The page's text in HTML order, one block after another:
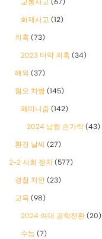
교통사고 (67)
화재사고 (12)
의혹 (73)
2023 마약 의혹 (34)
해외 (37)
혐오 차별 (145)
폐미니즘 (142)
2024 남혐 손가락 (43)
환경 날씨 (27)
2-2 사회 정치 (577)
경찰 치안 (23)
교육 (98)
2024 여대 공학전환 (20)
수능 (7)